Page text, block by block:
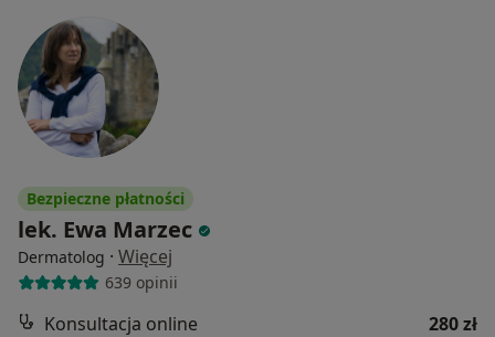
Bezpieczne płatności
lek. Ewa Marzec
Dermatolog · Więcej
639 opinii
Konsultacja online
280 zł